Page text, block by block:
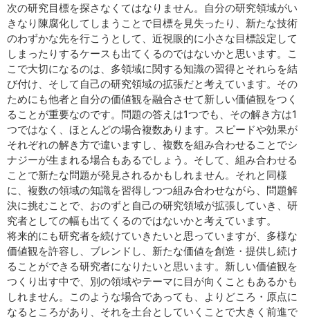
次の研究目標を探さなくてはなりません。自分の研究領域がい
きなり陳腐化してしまうことで目標を見失ったり、新たな技術
のわずかな先を行こうとして、近視眼的に小さな目標設定して
しまったりするケースも出てくるのではないかと思います。こ
こで大切になるのは、多領域に関する知識の習得とそれらを結
び付け、そして自己の研究領域の拡張だと考えています。その
ためにも他者と自分の価値観を融合させて新しい価値観をつく
ることが重要なのです。問題の答えは1つでも、その解き方は1
つではなく、ほとんどの場合複数あります。スピードや効果が
それぞれの解き方で違いますし、複数を組み合わせることでシ
ナジーが生まれる場合もあるでしょう。そして、組み合わせる
ことで新たな問題が発見されるかもしれません。それと同様
に、複数の領域の知識を習得しつつ組み合わせながら、問題解
決に挑むことで、おのずと自己の研究領域が拡張していき、研
究者としての幅も出てくるのではないかと考えています。
将来的にも研究者を続けていきたいと思っていますが、多様な
価値観を許容し、ブレンドし、新たな価値を創造・提供し続け
ることができる研究者になりたいと思います。新しい価値観を
つくり出す中で、別の領域やテーマに目が向くこともあるかも
しれません。このような場合であっても、よりどころ・原点に
なるところがあり、それを土台としていくことで大きく前進で